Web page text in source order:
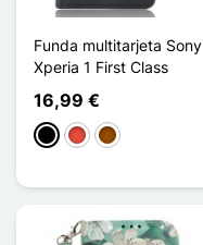
Funda multitarjeta Sony
Xperia 1 First Class
16,99 €
NegroRojoMarrón